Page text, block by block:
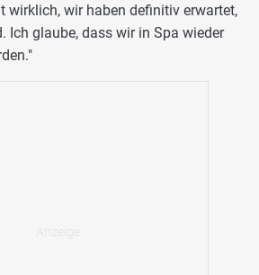
wirklich, wir haben definitiv erwartet,
Ich glaube, dass wir in Spa wieder